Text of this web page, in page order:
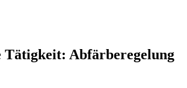
Tätigkeit: Abfärberegelung